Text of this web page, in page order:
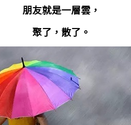
朋友就是一層雲，
聚了，散了。